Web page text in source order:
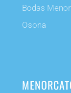
Bodas
Osona